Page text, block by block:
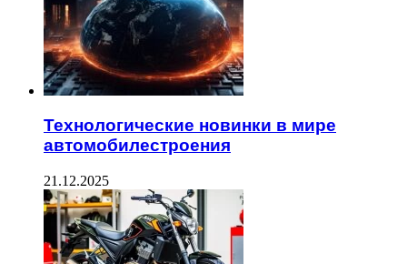
Технологические новинки в мире
автомобилестроения
21.12.2025